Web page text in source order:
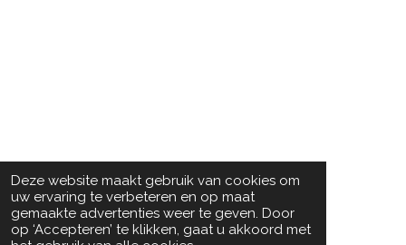
Deze website maakt gebruik van cookies om
uw ervaring te verbeteren en op maat
gemaakte advertenties weer te geven. Door
op ‘Accepteren’ te klikken, gaat u akkoord met